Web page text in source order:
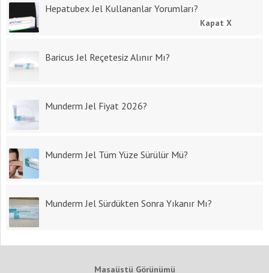
Hepatubex Jel Kullananlar Yorumları?
Baricus Jel Reçetesiz Alınır Mı?
Munderm Jel Fiyat 2026?
Munderm Jel Tüm Yüze Sürülür Mü?
Munderm Jel Sürdükten Sonra Yıkanır Mı?
Masaüstü Görünümü
Kapat X